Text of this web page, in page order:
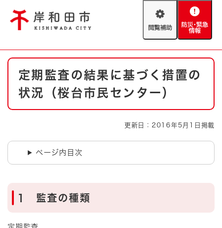
閲
助
防
緊
情
やさしい日本語
防災・緊急情報 救急・消防
ハザードマップ AED設置箇所
本
定期監査の結果に基づく措置の
状況（桜台市民センター）
更新日：2016年5月1日掲載
ページ内目次
1 監査の種類